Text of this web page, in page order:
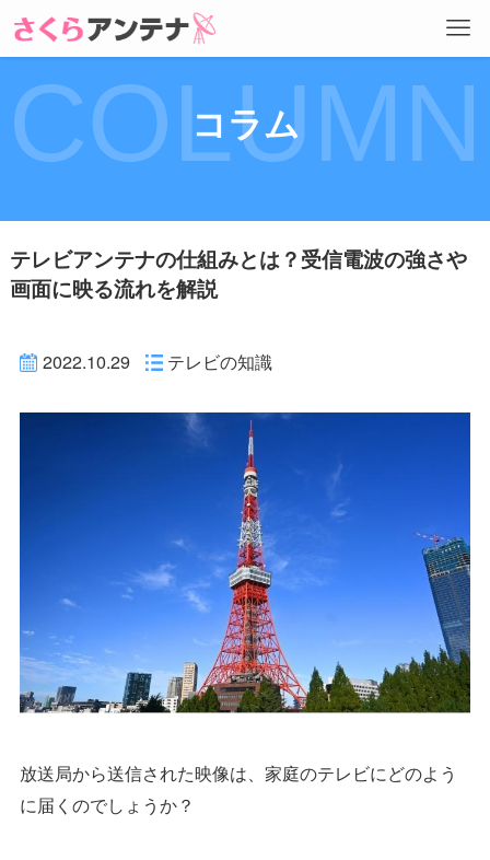
コラム
COLUMN
テレビアンテナの仕組みとは？受信電波の強さや
画面に映る流れを解説
2022.10.29 テレビの知識
放送局から送信された映像は、家庭のテレビにどのよう
に届くのでしょうか？